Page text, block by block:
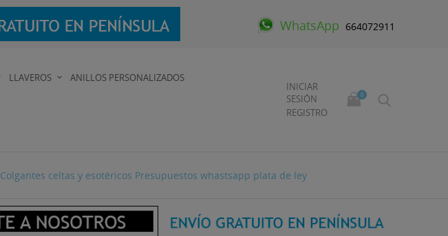
WhatsApp 664072911
LLAVEROS ANILLOS PERSONALIZADOS
INICIAR
SESIÓN
REGISTRO
0
Colgantes celtas y esotéricos Presupuestos whastsapp plata de ley